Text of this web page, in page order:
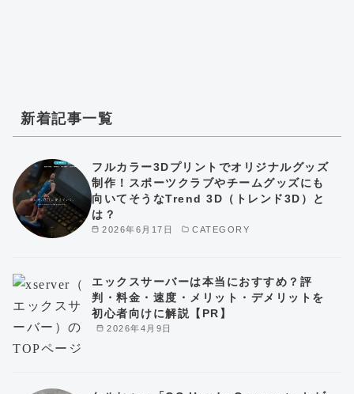
新着記事一覧
2026年6月17日 CATEGORY
フルカラー3Dプリントでオリジナルグッズ
制作！スポーツクラブやチームグッズにも
向いてそうなTrend 3D（トレンド3D）と
は？
2026年4月9日
エックスサーバーは本当におすすめ？評
判・料金・速度・メリット・デメリットを
初心者向けに解説【PR】